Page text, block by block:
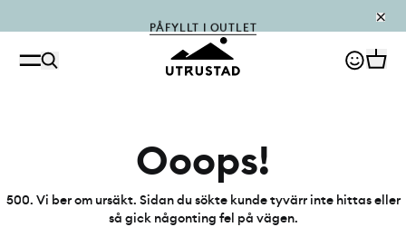
PÅFYLLT I OUTLET
Ooops!
500. Vi ber om ursäkt. Sidan du sökte kunde tyvärr inte hittas eller
så gick någonting fel på vägen.